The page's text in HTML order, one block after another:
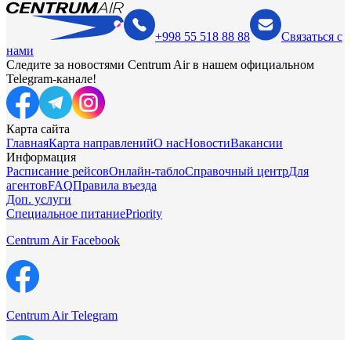
+998 55 518 88 88
Связаться с
нами
Следите за новостями Centrum Air в нашем официальном
Telegram-канале!
Карта сайта
ГлавнаяКарта направленийО насНовостиВакансии
Информация
Расписание рейсовОнлайн-таблоСправочный центрДля
агентовFAQПравила въезда
Доп. услуги
Специальное питаниеPriority
Centrum Air Facebook
Centrum Air Telegram